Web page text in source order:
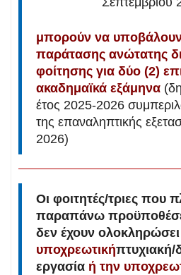
μπορούν να
παράτασης ανώτατης
φοίτησης για δύο (2)
ακαδημαϊκά εξάμηνα
έτος 2025-2026
της επαναληπτικής
2026)
Οι φοιτητές/τριες που
παραπάνω
δεν έχουν ολοκληρώσει
υποχρεωτικήπτυχιακή/
εργασία ή την